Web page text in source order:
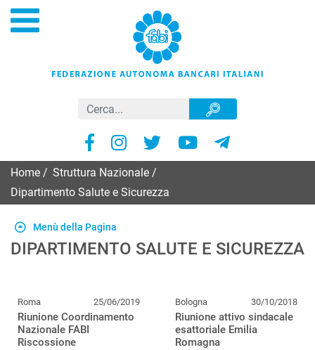
Home Struttura Nazionale
Dipartimento Salute e Sicurezza
Menù della Pagina
DIPARTIMENTO SALUTE E SICUREZZA
Roma 25/06/2019
Riunione Coordinamento
Nazionale FABI
Riscossione
Bologna 30/10/2018
Riunione attivo sindacale
esattoriale Emilia
Romagna